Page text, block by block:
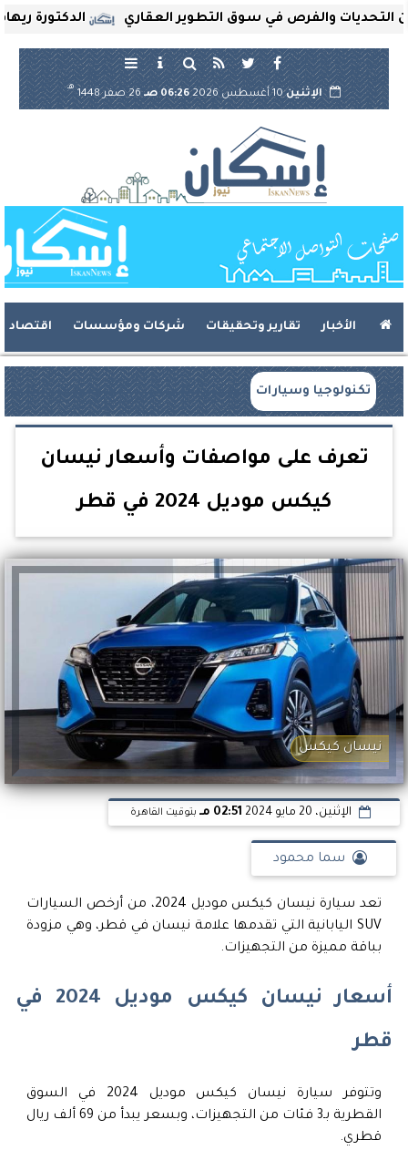
الدكتورة ريهام والفرص في سوق التطوير العقاري
الإثنين10 أغسطس 2026 06:26 صـ 26 صفر 1448
هـ
الأخبار تقارير وتحقيقات شركات ومؤسسات اقتصاد
تكنولوجيا وسيارات
تعرف على مواصفات وأسعار نيسان
كيكس موديل 2024 في قطر
نيسان كيكس
الإثنين، 20 مايو 2024 02:51 مـ بتوقيت القاهرة
سما محمود
تعد سيارة نيسان كيكس موديل 2024، من أرخص السيارات
SUV اليابانية التي تقدمها علامة نيسان في قطر، وهي مزودة
بباقة مميزة من التجهيزات.
أسعار نيسان كيكس موديل 2024 في
قطر
وتتوفر سيارة نيسان كيكس موديل 2024 في السوق
القطرية بـ3 فئات من التجهيزات، وبسعر يبدأ من 69 ألف ريال
قطري.